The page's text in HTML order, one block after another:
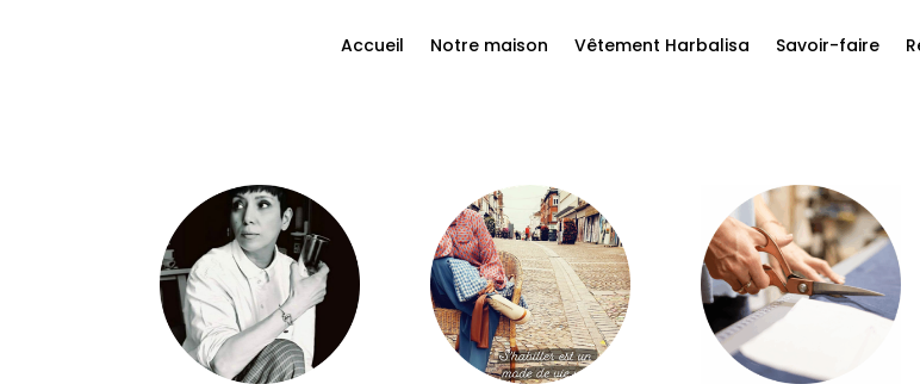
Accueil Notre maison Vêtement Harbalisa Savoir-faire